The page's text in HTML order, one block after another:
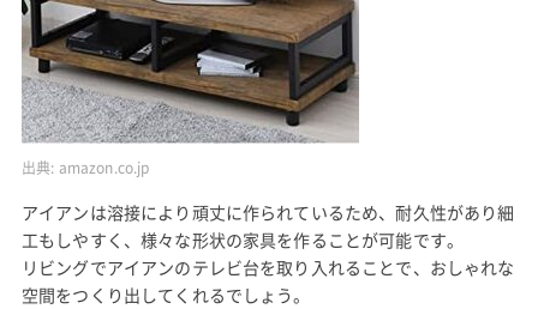
出典: amazon.co.jp
アイアンは溶接により頑丈に作られているため、耐久性があり細
工もしやすく、様々な形状の家具を作ることが可能です。
リビングでアイアンのテレビ台を取り入れることで、おしゃれな
空間をつくり出してくれるでしょう。